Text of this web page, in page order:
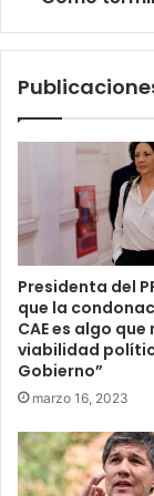
Presidenta del
que la
CAE es algo
viabilidad
Gobierno”
marzo 16, 2023